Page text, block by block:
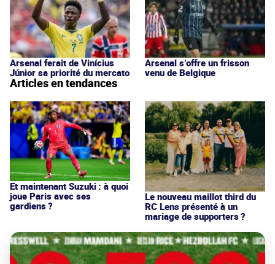
Arsenal ferait de Vinícius
Júnior sa priorité du mercato
Arsenal s’offre un frisson
venu de Belgique
Articles en tendances
Et maintenant Suzuki : à quoi
joue Paris avec ses
gardiens ?
Le nouveau maillot third du
RC Lens présenté à un
mariage de supporters ?